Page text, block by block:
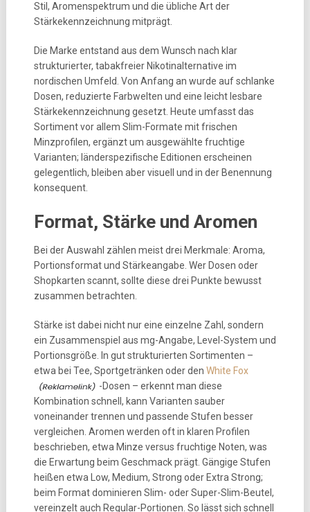
Stil, Aromenspektrum und die übliche Art der
Stärkekennzeichnung mitprägt.
Die Marke entstand aus dem Wunsch nach klar
strukturierter, tabakfreier Nikotinalternative im
nordischen Umfeld. Von Anfang an wurde auf schlanke
Dosen, reduzierte Farbwelten und eine leicht lesbare
Stärkekennzeichnung gesetzt. Heute umfasst das
Sortiment vor allem Slim-Formate mit frischen
Minzprofilen, ergänzt um ausgewählte fruchtige
Varianten; länderspezifische Editionen erscheinen
gelegentlich, bleiben aber visuell und in der Benennung
konsequent.
Format, Stärke und Aromen
Bei der Auswahl zählen meist drei Merkmale: Aroma,
Portionsformat und Stärkeangabe. Wer Dosen oder
Shopkarten scannt, sollte diese drei Punkte bewusst
zusammen betrachten.
Stärke ist dabei nicht nur eine einzelne Zahl, sondern
ein Zusammenspiel aus mg-Angabe, Level-System und
Portionsgröße. In gut strukturierten Sortimenten –
etwa bei Tee, Sportgetränken oder den White Fox
-Dosen – erkennt man diese
Kombination schnell, kann Varianten sauber
voneinander trennen und passende Stufen besser
vergleichen. Aromen werden oft in klaren Profilen
beschrieben, etwa Minze versus fruchtige Noten, was
die Erwartung beim Geschmack prägt. Gängige Stufen
heißen etwa Low, Medium, Strong oder Extra Strong;
beim Format dominieren Slim- oder Super-Slim-Beutel,
vereinzelt auch Regular-Portionen. So lässt sich schnell